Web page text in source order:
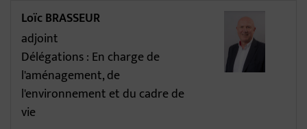
Loïc BRASSEUR
adjoint
Délégations : En charge de
l'aménagement, de
l'environnement et du cadre de
vie